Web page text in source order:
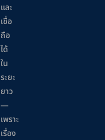
และ
เชื่อ
ถือ
ได้
ใน
ระยะ
ยาว
—
เพราะ
เรื่อง